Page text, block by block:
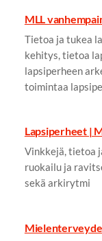
MLL
Tietoa ja tukea
kehitys, tietoa
lapsiperheen
toimintaa
Lapsiperheet |
Vinkkejä, tietoa
ruokailu ja
sekä arkirytmi